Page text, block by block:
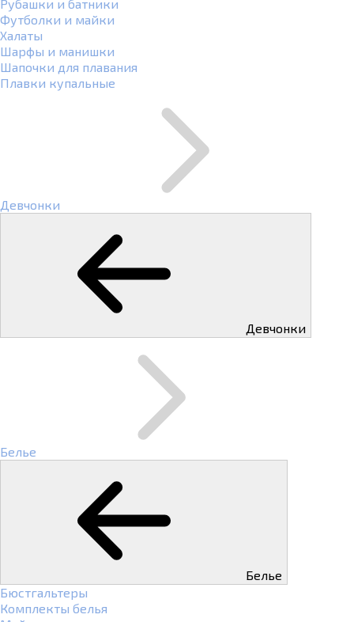
Рубашки и батники
Футболки и майки
Халаты
Шарфы и манишки
Шапочки для плавания
Плавки купальные
Девчонки
Девчонки
Белье
Белье
Бюстгальтеры
Комплекты белья